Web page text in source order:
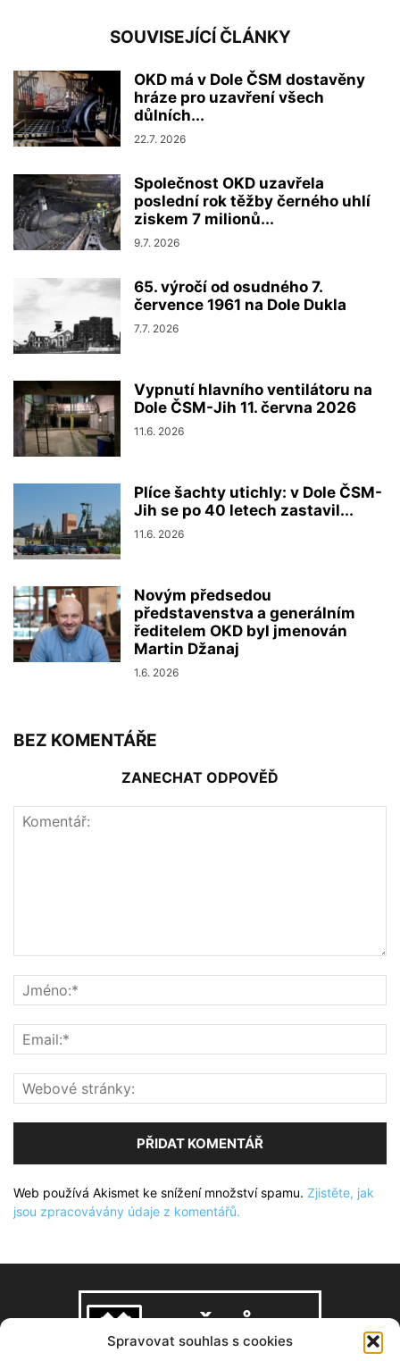
Spravovat souhlas s cookies
SOUVISEJÍCÍ ČLÁNKY
OKD má v Dole ČSM dostavěny
hráze pro uzavření všech
důlních...
22.7. 2026
Společnost OKD uzavřela
poslední rok těžby černého uhlí
ziskem 7 milionů...
9.7. 2026
65. výročí od osudného 7.
července 1961 na Dole Dukla
7.7. 2026
Vypnutí hlavního ventilátoru na
Dole ČSM-Jih 11. června 2026
11.6. 2026
Plíce šachty utichly: v Dole ČSM-
Jih se po 40 letech zastavil...
11.6. 2026
Novým předsedou
představenstva a generálním
ředitelem OKD byl jmenován
Martin Džanaj
1.6. 2026
BEZ KOMENTÁŘE
ZANECHAT ODPOVĚĎ
Web používá Akismet ke snížení množství spamu. Zjistěte, jak
jsou zpracovávány údaje z komentářů.